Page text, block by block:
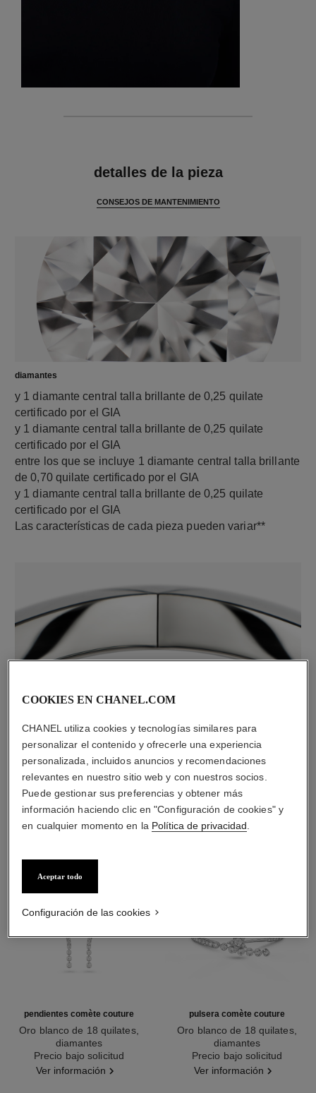
detalles de la pieza
CONSEJOS DE MANTENIMIENTO
diamantes
y 1 diamante central talla brillante de 0,25 quilate
certificado por el GIA
y 1 diamante central talla brillante de 0,25 quilate
certificado por el GIA
entre los que se incluye 1 diamante central talla brillante
de 0,70 quilate certificado por el GIA
y 1 diamante central talla brillante de 0,25 quilate
certificado por el GIA
Las características de cada pieza pueden variar**
material
DESCUBRA TAMBIÉN
pendientes comète couture
Oro blanco de 18 quilates,
diamantes
Ref. J64764
Precio bajo solicitud
Ver información
pulsera comète couture
Oro blanco de 18 quilates,
diamantes
Ref. J64819
Precio bajo solicitud
Ver información
COOKIES EN CHANEL.COM
CHANEL utiliza cookies y tecnologías similares para
personalizar el contenido y ofrecerle una experiencia
personalizada, incluidos anuncios y recomendaciones
relevantes en nuestro sitio web y con nuestros socios.
Puede gestionar sus preferencias y obtener más
información haciendo clic en "Configuración de cookies" y
en cualquier momento en la Política de privacidad
Aceptar todo
Configuración de las cookies